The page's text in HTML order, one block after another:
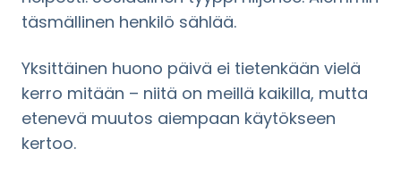
täsmällinen henkilö sählää.
Yksittäinen huono päivä ei tietenkään vielä
kerro mitään – niitä on meillä kaikilla, mutta
etenevä muutos aiempaan käytökseen
kertoo.